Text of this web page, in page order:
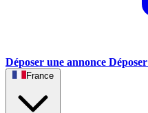
Déposer une annonce Déposer
France